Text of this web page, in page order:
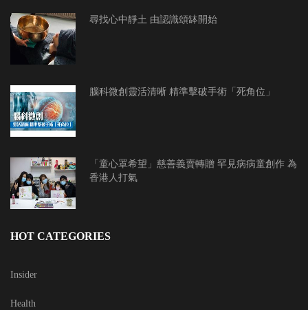
尋找心中靜土 由認識頌缽開始
腦科微創靈活清晰 精準擊破手術「死角位」
「童心罩希望」慈善義賣轉贈 罕見病病童創作 為
香港人打氣
HOT CATEGORIES
Insider
Health